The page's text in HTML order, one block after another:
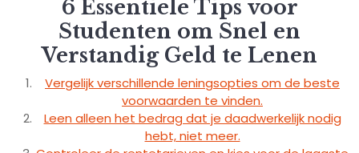
6 Essentiële Tips voor
Studenten om Snel en
Verstandig Geld te Lenen
Vergelijk verschillende leningsopties om de beste
voorwaarden te vinden.
Leen alleen het bedrag dat je daadwerkelijk nodig
hebt, niet meer.